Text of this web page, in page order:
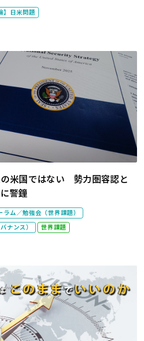
】日米問題
米国ではない 勢力圏容認と
警鐘
ラム／勉強会（世界課題）
ナンス） 世界課題